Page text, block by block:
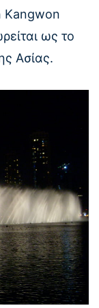
Kangwon
ως το
Ασίας.